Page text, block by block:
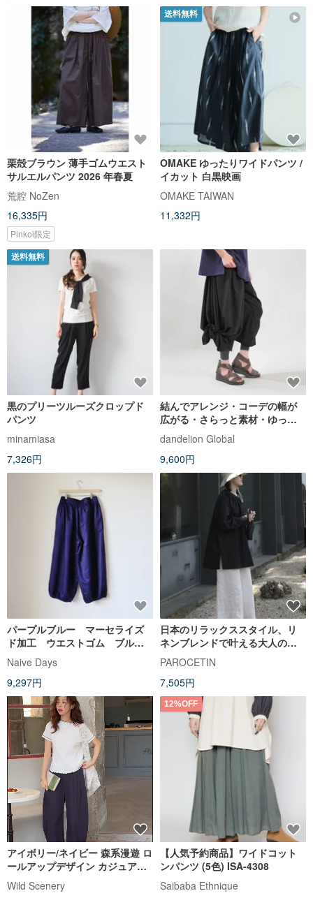
栗殻ブラウン 薄手ゴムウエスト
サルエルパンツ 2026 年春夏
荒腔 NoZen
16,335円
Pinkoi限定
送料無料
OMAKE ゆったりワイドパンツ /
イカット 白黒映画
OMAKE TAIWAN
11,332円
送料無料
黒のプリーツルーズクロップド
パンツ
minamiasa
7,326円
結んでアレンジ・コーデの幅が
広がる・さらっと素材・ゆった
りフレアデザインパンツ・d-
pn511
dandelion Global
9,600円
パープルブルー マーセライズ
ド加工 ウエストゴム ブルー
パープル シルクコットン混
紡 サルエルワイド ランタン
パンツ
Naive Days
9,297円
日本のリラックススタイル、リ
ネンブレンドで叶える大人の抜
け感。ウエストリボン付き、コ
ットンリネンワイドパンツ
PAROCETIN
7,505円
アイボリー/ネイビー 森系漫遊 ロ
ールアップデザイン カジュアル
ワイドパンツ カーブパンツ ゆっ
たりワイドパンツ ロングパンツ
Wild Scenery
12%OFF
【人気予約商品】ワイドコット
ンパンツ (5色) ISA-4308
Saibaba Ethnique